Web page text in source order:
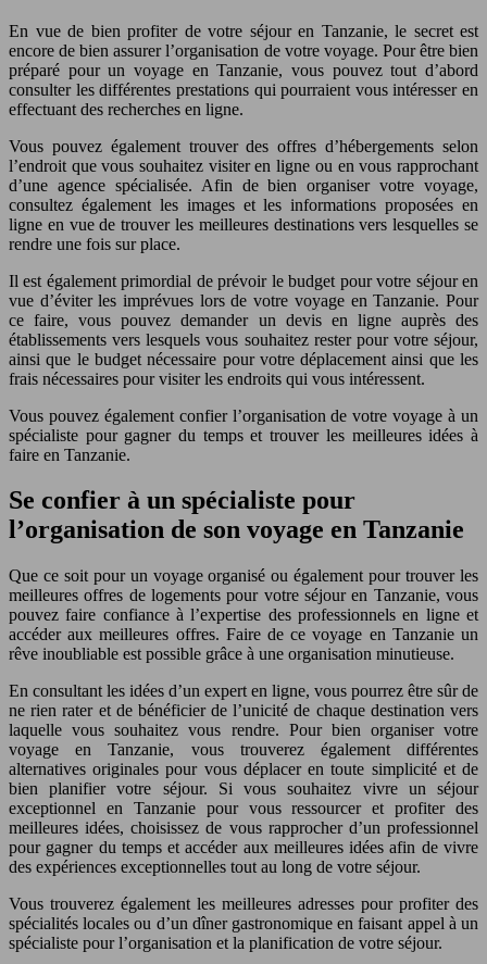
En vue de bien profiter de votre séjour en Tanzanie, le secret est
encore de bien assurer l’organisation de votre voyage. Pour être bien
préparé pour un voyage en Tanzanie, vous pouvez tout d’abord
consulter les différentes prestations qui pourraient vous intéresser en
effectuant des recherches en ligne.
Vous pouvez également trouver des offres d’hébergements selon
l’endroit que vous souhaitez visiter en ligne ou en vous rapprochant
d’une agence spécialisée. Afin de bien organiser votre voyage,
consultez également les images et les informations proposées en
ligne en vue de trouver les meilleures destinations vers lesquelles se
rendre une fois sur place.
Il est également primordial de prévoir le budget pour votre séjour en
vue d’éviter les imprévues lors de votre voyage en Tanzanie. Pour
ce faire, vous pouvez demander un devis en ligne auprès des
établissements vers lesquels vous souhaitez rester pour votre séjour,
ainsi que le budget nécessaire pour votre déplacement ainsi que les
frais nécessaires pour visiter les endroits qui vous intéressent.
Vous pouvez également confier l’organisation de votre voyage à un
spécialiste pour gagner du temps et trouver les meilleures idées à
faire en Tanzanie.
Se confier à un spécialiste pour
l’organisation de son voyage en Tanzanie
Que ce soit pour un voyage organisé ou également pour trouver les
meilleures offres de logements pour votre séjour en Tanzanie, vous
pouvez faire confiance à l’expertise des professionnels en ligne et
accéder aux meilleures offres. Faire de ce voyage en Tanzanie un
rêve inoubliable est possible grâce à une organisation minutieuse.
En consultant les idées d’un expert en ligne, vous pourrez être sûr de
ne rien rater et de bénéficier de l’unicité de chaque destination vers
laquelle vous souhaitez vous rendre. Pour bien organiser votre
voyage en Tanzanie, vous trouverez également différentes
alternatives originales pour vous déplacer en toute simplicité et de
bien planifier votre séjour. Si vous souhaitez vivre un séjour
exceptionnel en Tanzanie pour vous ressourcer et profiter des
meilleures idées, choisissez de vous rapprocher d’un professionnel
pour gagner du temps et accéder aux meilleures idées afin de vivre
des expériences exceptionnelles tout au long de votre séjour.
Vous trouverez également les meilleures adresses pour profiter des
spécialités locales ou d’un dîner gastronomique en faisant appel à un
spécialiste pour l’organisation et la planification de votre séjour.